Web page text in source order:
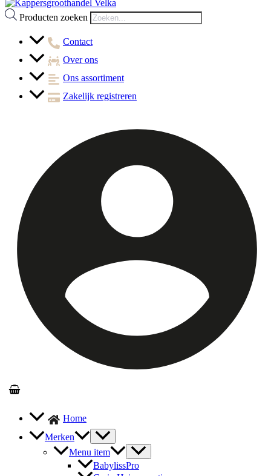
Producten zoeken
Contact
Over ons
Ons assortiment
Zakelijk registreren
Home
Merken
Menu item
BabylissPro